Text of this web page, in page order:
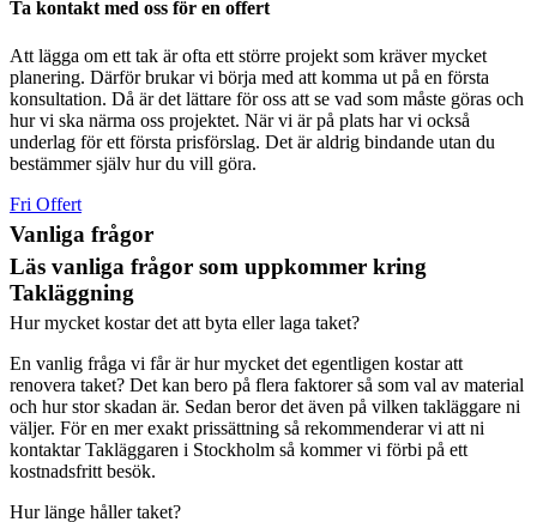
Ta kontakt med oss för en offert
Att lägga om ett tak är ofta ett större projekt som kräver mycket
planering. Därför brukar vi börja med att komma ut på en första
konsultation. Då är det lättare för oss att se vad som måste göras och
hur vi ska närma oss projektet. När vi är på plats har vi också
underlag för ett första prisförslag. Det är aldrig bindande utan du
bestämmer själv hur du vill göra.
Fri Offert
Vanliga frågor
Läs vanliga frågor som uppkommer kring
Takläggning
Hur mycket kostar det att byta eller laga taket?
En vanlig fråga vi får är hur mycket det egentligen kostar att
renovera taket? Det kan bero på flera faktorer så som val av material
och hur stor skadan är. Sedan beror det även på vilken takläggare ni
väljer. För en mer exakt prissättning så rekommenderar vi att ni
kontaktar Takläggaren i Stockholm så kommer vi förbi på ett
kostnadsfritt besök.
Hur länge håller taket?